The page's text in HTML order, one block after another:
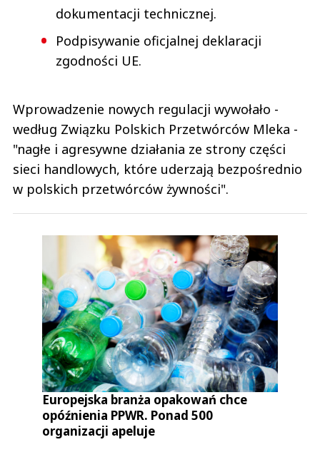
dokumentacji technicznej.
Podpisywanie oficjalnej deklaracji
zgodności UE.
Wprowadzenie nowych regulacji wywołało -
według Związku Polskich Przetwórców Mleka -
"nagłe i agresywne działania ze strony części
sieci handlowych, które uderzają bezpośrednio
w polskich przetwórców żywności".
Europejska branża opakowań chce
opóźnienia PPWR. Ponad 500
organizacji apeluje